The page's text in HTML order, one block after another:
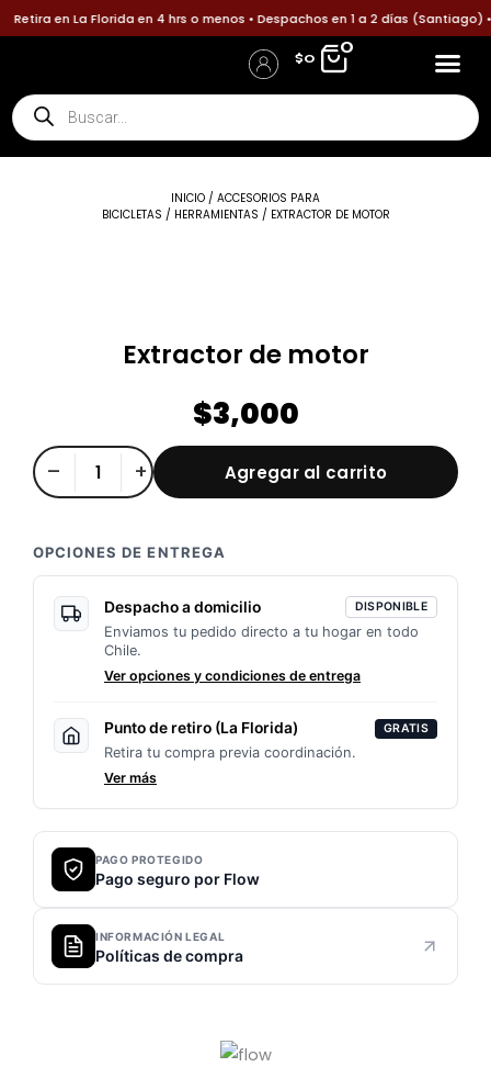
al
en La Florida en 4 hrs o menos • Despachos en 1 a 2 días (Santiago)
$0
0
Búsqueda
de
productos
INICIO / ACCESORIOS PARA
BICICLETAS / HERRAMIENTAS / EXTRACTOR DE MOTOR
Extractor de motor
$3,000
Extractor
de
cantidad
– + Agregar al carrito
OPCIONES DE ENTREGA
Despacho a domicilio DISPONIBLE
Enviamos tu pedido directo a tu hogar en todo
Chile.
Ver opciones y condiciones de entrega
Punto de retiro (La Florida) GRATIS
Retira tu compra previa coordinación.
Ver más
PAGO PROTEGIDO
Pago seguro por Flow
INFORMACIÓN LEGAL
Políticas de compra